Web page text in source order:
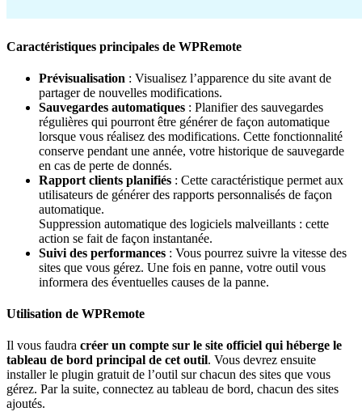
Caractéristiques principales de WPRemote
Prévisualisation : Visualisez l’apparence du site avant de
partager de nouvelles modifications.
Sauvegardes automatiques : Planifier des sauvegardes
régulières qui pourront être générer de façon automatique
lorsque vous réalisez des modifications. Cette fonctionnalité
conserve pendant une année, votre historique de sauvegarde
en cas de perte de donnés.
Rapport clients planifiés : Cette caractéristique permet aux
utilisateurs de générer des rapports personnalisés de façon
automatique.
Suppression automatique des logiciels malveillants : cette
action se fait de façon instantanée.
Suivi des performances : Vous pourrez suivre la vitesse des
sites que vous gérez. Une fois en panne, votre outil vous
informera des éventuelles causes de la panne.
Utilisation de WPRemote
Il vous faudra créer un compte sur le site officiel qui héberge le
tableau de bord principal de cet outil. Vous devrez ensuite
installer le plugin gratuit de l’outil sur chacun des sites que vous
gérez. Par la suite, connectez au tableau de bord, chacun des sites
ajoutés.